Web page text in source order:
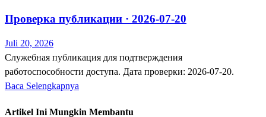
Проверка публикации · 2026-07-20
Juli 20, 2026
Служебная публикация для подтверждения
работоспособности доступа. Дата проверки: 2026-07-20.
Baca Selengkapnya
Artikel Ini Mungkin Membantu